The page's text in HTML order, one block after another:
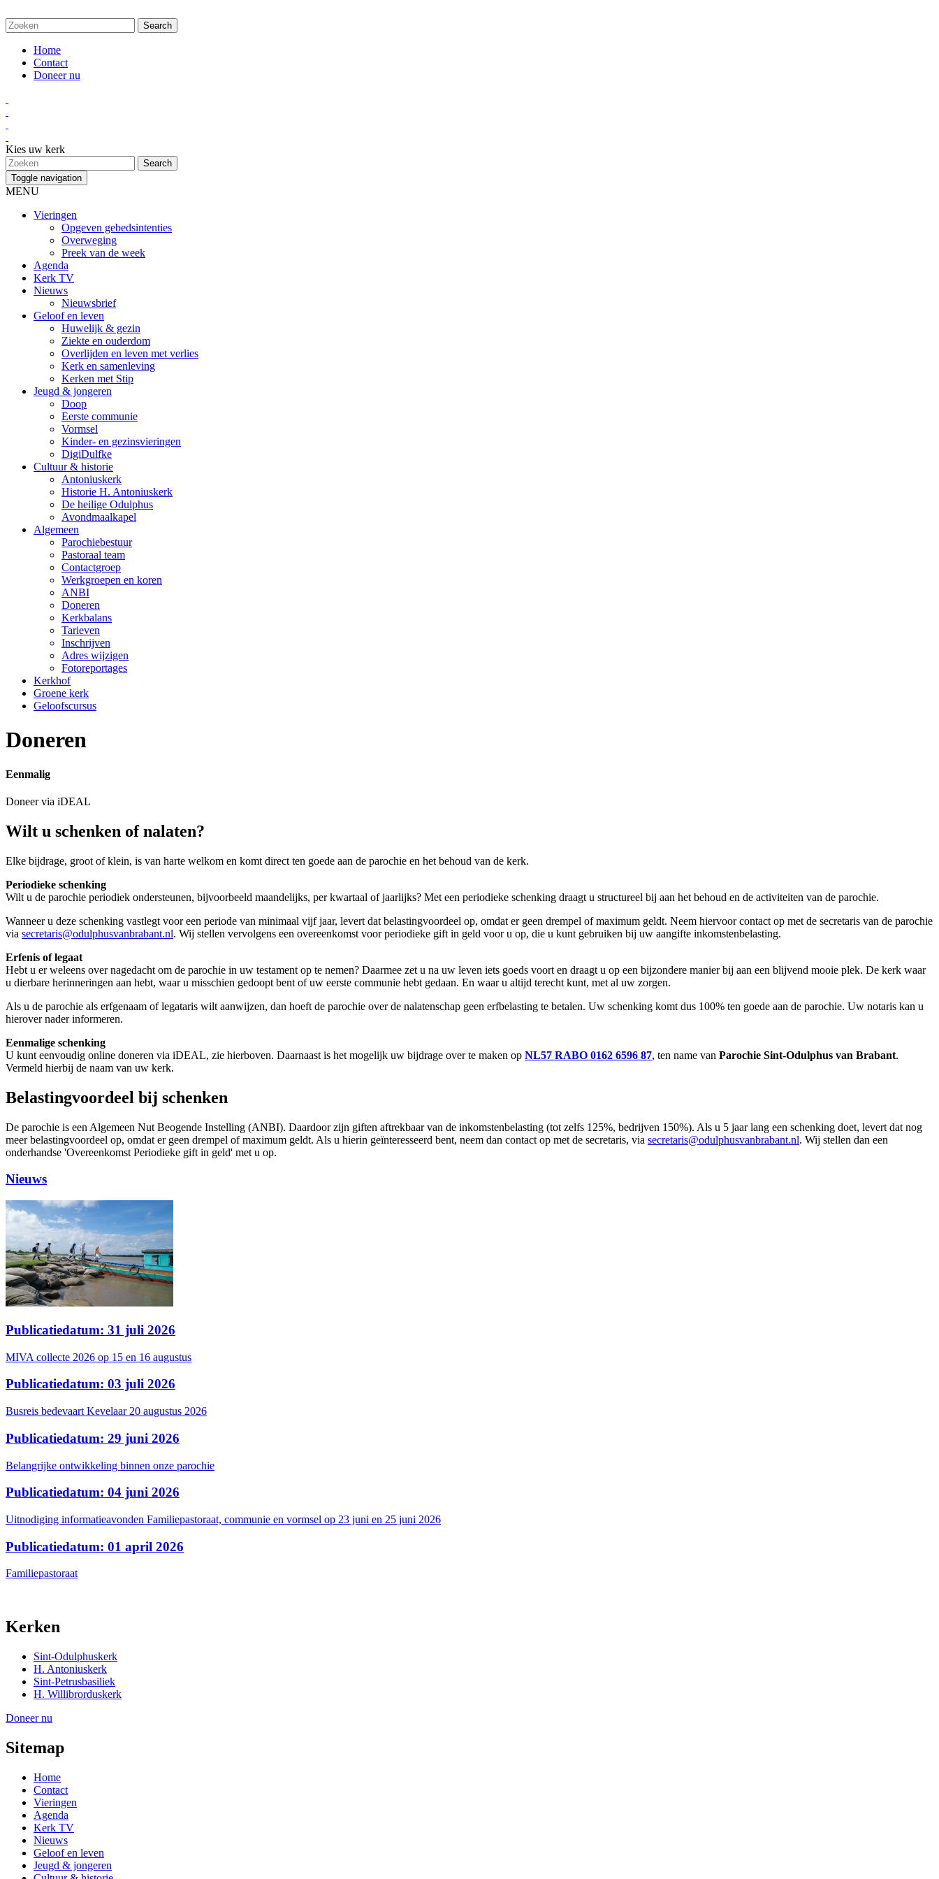
Home
Contact
Doneer nu
Kies uw kerk
Toggle navigation
MENU
Vieringen
Opgeven gebedsintenties
Overweging
Preek van de week
Agenda
Kerk TV
Nieuws
Nieuwsbrief
Geloof en leven
Huwelijk & gezin
Ziekte en ouderdom
Overlijden en leven met verlies
Kerk en samenleving
Kerken met Stip
Jeugd & jongeren
Doop
Eerste communie
Vormsel
Kinder- en gezinsvieringen
DigiDulfke
Cultuur & historie
Antoniuskerk
Historie H. Antoniuskerk
De heilige Odulphus
Avondmaalkapel
Algemeen
Parochiebestuur
Pastoraal team
Contactgroep
Werkgroepen en koren
ANBI
Doneren
Kerkbalans
Tarieven
Inschrijven
Adres wijzigen
Fotoreportages
Kerkhof
Groene kerk
Geloofscursus
Doneren
Eenmalig
Doneer via iDEAL
Wilt u schenken of nalaten?
Elke bijdrage, groot of klein, is van harte welkom en komt direct ten goede aan de parochie en het behoud van de kerk.
Periodieke schenking
Wilt u de parochie periodiek ondersteunen, bijvoorbeeld maandelijks, per kwartaal of jaarlijks? Met een periodieke schenking draagt u structureel bij aan het behoud en de activiteiten van de parochie.
Wanneer u deze schenking vastlegt voor een periode van minimaal vijf jaar, levert dat belastingvoordeel op, omdat er geen drempel of maximum geldt. Neem hiervoor contact op met de secretaris van de parochie
via secretaris@odulphusvanbrabant.nl. Wij stellen vervolgens een overeenkomst voor periodieke gift in geld voor u op, die u kunt gebruiken bij uw aangifte inkomstenbelasting.
Erfenis of legaat
Hebt u er weleens over nagedacht om de parochie in uw testament op te nemen? Daarmee zet u na uw leven iets goeds voort en draagt u op een bijzondere manier bij aan een blijvend mooie plek. De kerk waar
u dierbare herinneringen aan hebt, waar u misschien gedoopt bent of uw eerste communie hebt gedaan. En waar u altijd terecht kunt, met al uw zorgen.
Als u de parochie als erfgenaam of legataris wilt aanwijzen, dan hoeft de parochie over de nalatenschap geen erfbelasting te betalen. Uw schenking komt dus 100% ten goede aan de parochie. Uw notaris kan u
hierover nader informeren.
Eenmalige schenking
U kunt eenvoudig online doneren via iDEAL, zie hierboven. Daarnaast is het mogelijk uw bijdrage over te maken op NL57 RABO 0162 6596 87, ten name van Parochie Sint-Odulphus van Brabant.
Vermeld hierbij de naam van uw kerk.
Belastingvoordeel bij schenken
De parochie is een Algemeen Nut Beogende Instelling (ANBI). Daardoor zijn giften aftrekbaar van de inkomstenbelasting (tot zelfs 125%, bedrijven 150%). Als u 5 jaar lang een schenking doet, levert dat nog
meer belastingvoordeel op, omdat er geen drempel of maximum geldt. Als u hierin geïnteresseerd bent, neem dan contact op met de secretaris, via secretaris@odulphusvanbrabant.nl. Wij stellen dan een
onderhandse 'Overeenkomst Periodieke gift in geld' met u op.
Nieuws
Publicatiedatum: 31 juli 2026
MIVA collecte 2026 op 15 en 16 augustus
Publicatiedatum: 03 juli 2026
Busreis bedevaart Kevelaar 20 augustus 2026
Publicatiedatum: 29 juni 2026
Belangrijke ontwikkeling binnen onze parochie
Publicatiedatum: 04 juni 2026
Uitnodiging informatieavonden Familiepastoraat, communie en vormsel op 23 juni en 25 juni 2026
Publicatiedatum: 01 april 2026
Familiepastoraat
Kerken
Sint-Odulphuskerk
H. Antoniuskerk
Sint-Petrusbasiliek
H. Willibrorduskerk
Doneer nu
Sitemap
Home
Contact
Vieringen
Agenda
Kerk TV
Nieuws
Geloof en leven
Jeugd & jongeren